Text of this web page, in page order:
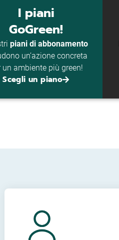
I piani
GoGreen!
piani di abbonamento
un’azione concreta
un ambiente più green!
Scegli un piano